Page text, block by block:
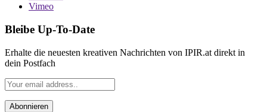
Vimeo
Bleibe Up-To-Date
Erhalte die neuesten kreativen Nachrichten von IPIR.at direkt in
dein Postfach